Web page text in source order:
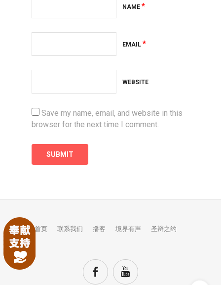
NAME *
EMAIL *
WEBSITE
Save my name, email, and website in this
browser for the next time I comment.
首页 联系我们 播客 境界有声 圣辩之约